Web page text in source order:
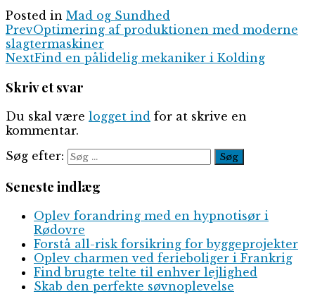
Posted in Mad og Sundhed
PrevOptimering af produktionen med moderne
slagtermaskiner
NextFind en pålidelig mekaniker i Kolding
Skriv et svar
Du skal være logget ind for at skrive en
kommentar.
Søg efter:
Seneste indlæg
Oplev forandring med en hypnotisør i
Rødovre
Forstå all-risk forsikring for byggeprojekter
Oplev charmen ved ferieboliger i Frankrig
Find brugte telte til enhver lejlighed
Skab den perfekte søvnoplevelse